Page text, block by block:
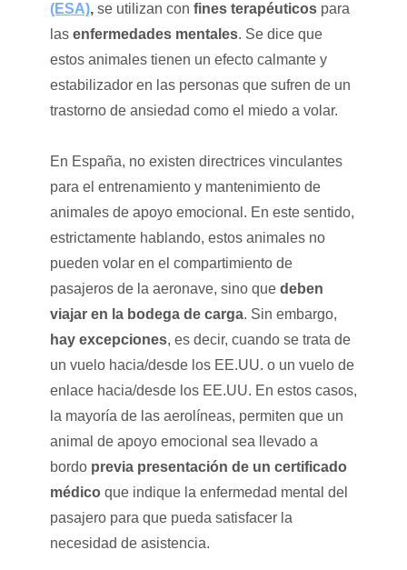
(ESA),se utilizan con fines terapéuticospara
las enfermedades mentales. Se dice que
estos animales tienen un efecto calmante y
estabilizador en las personas que sufren de un
trastorno de ansiedad como el miedo a volar.
En España, no existen directrices vinculantes
para el entrenamiento y mantenimiento de
animales de apoyo emocional. En este sentido,
estrictamente hablando, estos animales no
pueden volar en el compartimiento de
pasajeros de la aeronave, sino que deben
viajar en la bodega de carga. Sin embargo,
hay excepciones, es decir, cuando se trata de
un vuelo hacia/desde los EE.UU. o un vuelo de
enlace hacia/desde los EE.UU. En estos casos,
la mayoría de las aerolíneas, permiten que un
animal de apoyo emocional sea llevado a
bordo previa presentación de un certificado
médicoque indique la enfermedad mental del
pasajero para que pueda satisfacer la
necesidad de asistencia.